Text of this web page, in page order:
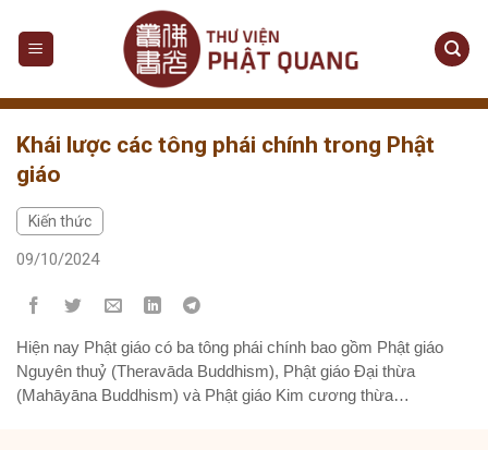
content
Khái lược các tông phái chính trong Phật
giáo
Kiến thức
09/10/2024
Hiện nay Phật giáo có ba tông phái chính bao gồm Phật giáo
Nguyên thuỷ (Theravāda Buddhism), Phật giáo Đại thừa
(Mahāyāna Buddhism) và Phật giáo Kim cương thừa